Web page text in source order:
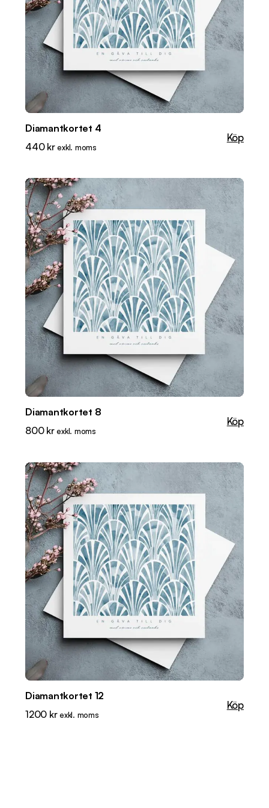
Diamantkortet 4
440 kr exkl. moms
Köp
Diamantkortet 8
800 kr exkl. moms
Köp
Diamantkortet 12
1200 kr exkl. moms
Köp